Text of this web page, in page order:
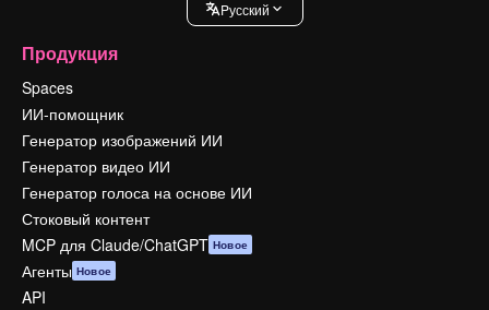
Pусский
Продукция
Spaces
ИИ-помощник
Генератор изображений ИИ
Генератор видео ИИ
Генератор голоса на основе ИИ
Стоковый контент
MCP для Claude/ChatGPT Новое
Агенты Новое
API